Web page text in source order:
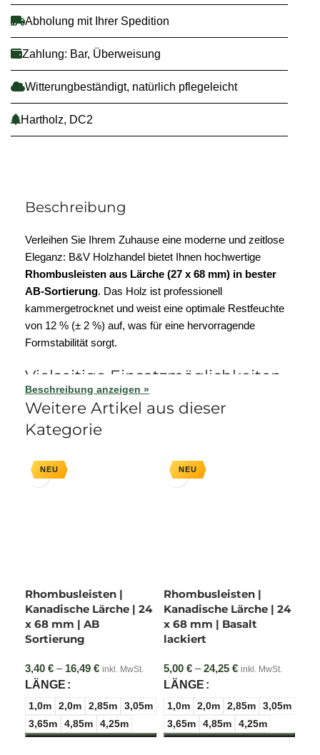
Abholung mit Ihrer Spedition
Zahlung: Bar, Überweisung
Witterungbeständigt, natürlich pflegeleicht
Hartholz, DC2
Beschreibung
Verleihen Sie Ihrem Zuhause eine moderne und zeitlose
Eleganz: B&V Holzhandel bietet Ihnen hochwertige
Rhombusleisten aus Lärche (27 x 68 mm) in bester
AB-Sortierung. Das Holz ist professionell
kammergetrocknet und weist eine optimale Restfeuchte
von 12 % (± 2 %) auf, was für eine hervorragende
Formstabilität sorgt.
Vielseitige Einsatzmöglichkeiten
& Modernes Design
Diese Rhombusleisten aus Lärchenholz sind ein speziell
sowie Wand- und Fassadenverkleidungen eignet. Die
Rhombusleisten im Format 20 x 68 mm oder 27 x 68 mm
Optik bekannt.
Das Konzept der offenen Fassade
Dank ihrer Form eignen sich die Rhombusleisten
hervorragend für das Konzept einer offenen Fassade. Für
ein optimales Ergebnis werden die Rhombusteile mit
einem Abstand von mindestens 8 mm zueinander auf
einer Traglattung aus Holzlatten (20 x 45 mm) montiert.
Beschreibung anzeigen »
Weitere Artikel aus dieser
Kategorie
Rhombusleisten |
Kanadische Lärche | 24
x 68 mm | AB
Sortierung
3,40 € – 16,49 € Preisspanne:
inkl. MwSt.
LÄNGE
1,0m 2,0m 2,85m
3,05m
3,65m
4,85m 4,25m
Rhombusleisten |
Kanadische Lärche | 24
x 68 mm | Basalt
lackiert
5,00 € –24,25 € Preisspanne:
inkl. MwSt.
LÄNGE
1,0m 2,0m 2,85m
3,05m
3,65m
4,85m 4,25m